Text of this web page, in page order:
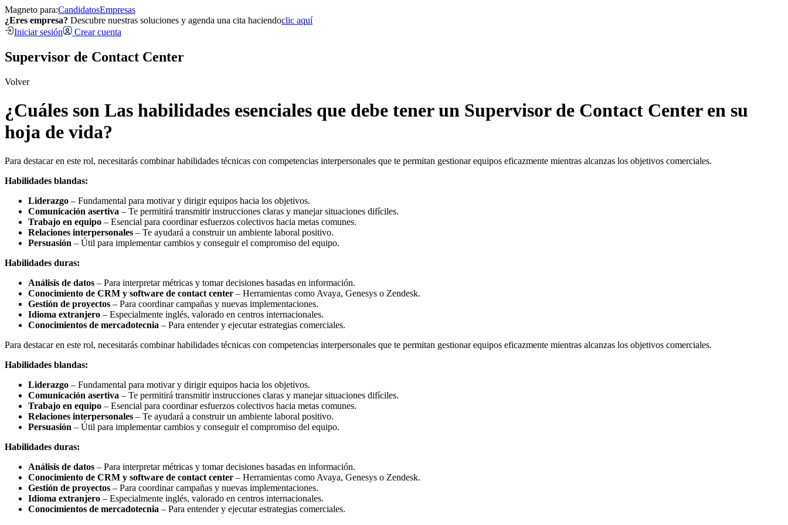
Magneto para:CandidatosEmpresas
¿Eres empresa? Descubre nuestras soluciones y agenda una cita haciendoclic aquí
Iniciar sesión
Crear cuenta
Supervisor de Contact Center
Volver
¿Cuáles son Las habilidades esenciales que debe tener un Supervisor de Contact Center en su
hoja de vida?
Para destacar en este rol, necesitarás combinar habilidades técnicas con competencias interpersonales que te permitan gestionar equipos eficazmente mientras alcanzas los objetivos comerciales.
Habilidades blandas:
Liderazgo – Fundamental para motivar y dirigir equipos hacia los objetivos.
Comunicación asertiva – Te permitirá transmitir instrucciones claras y manejar situaciones difíciles.
Trabajo en equipo – Esencial para coordinar esfuerzos colectivos hacia metas comunes.
Relaciones interpersonales – Te ayudará a construir un ambiente laboral positivo.
Persuasión – Útil para implementar cambios y conseguir el compromiso del equipo.
Habilidades duras:
Análisis de datos – Para interpretar métricas y tomar decisiones basadas en información.
Conocimiento de CRM y software de contact center – Herramientas como Avaya, Genesys o Zendesk.
Gestión de proyectos – Para coordinar campañas y nuevas implementaciones.
Idioma extranjero – Especialmente inglés, valorado en centros internacionales.
Conocimientos de mercadotecnia – Para entender y ejecutar estrategias comerciales.
Para destacar en este rol, necesitarás combinar habilidades técnicas con competencias interpersonales que te permitan gestionar equipos eficazmente mientras alcanzas los objetivos comerciales.
Habilidades blandas:
Liderazgo – Fundamental para motivar y dirigir equipos hacia los objetivos.
Comunicación asertiva – Te permitirá transmitir instrucciones claras y manejar situaciones difíciles.
Trabajo en equipo – Esencial para coordinar esfuerzos colectivos hacia metas comunes.
Relaciones interpersonales – Te ayudará a construir un ambiente laboral positivo.
Persuasión – Útil para implementar cambios y conseguir el compromiso del equipo.
Habilidades duras:
Análisis de datos – Para interpretar métricas y tomar decisiones basadas en información.
Conocimiento de CRM y software de contact center – Herramientas como Avaya, Genesys o Zendesk.
Gestión de proyectos – Para coordinar campañas y nuevas implementaciones.
Idioma extranjero – Especialmente inglés, valorado en centros internacionales.
Conocimientos de mercadotecnia – Para entender y ejecutar estrategias comerciales.